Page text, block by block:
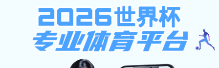
安博体育-安博（中国）